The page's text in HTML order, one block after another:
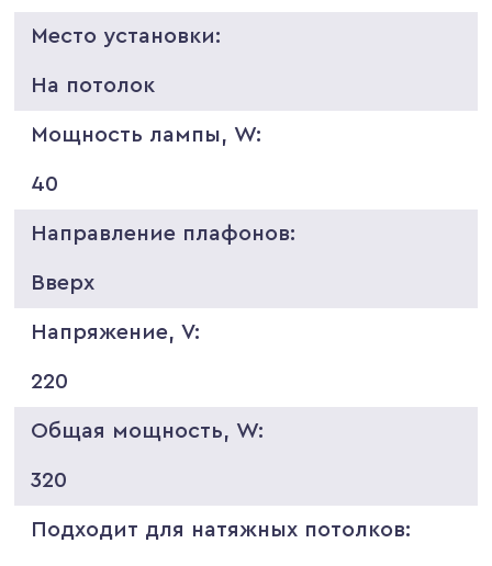
Место установки:
На потолок
Мощность лампы, W:
40
Направление плафонов:
Вверх
Напряжение, V:
220
Общая мощность, W:
320
Подходит для натяжных потолков: